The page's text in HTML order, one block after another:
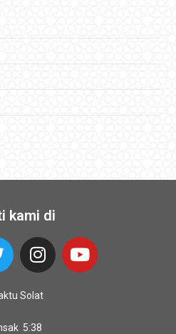
kami di
Solat
5:38